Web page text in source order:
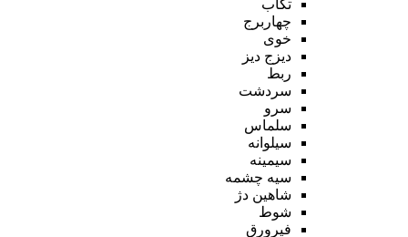
تکاب
چهاربرج
خوی
دیزج دیز
ربط
سردشت
سرو
سلماس
سیلوانه
سیمینه
سیه چشمه
شاهین دژ
شوط
فیرورق